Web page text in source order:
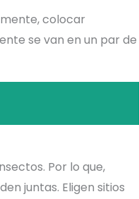
colocar
se van en un par de
Por lo que,
juntas. Eligen sitios